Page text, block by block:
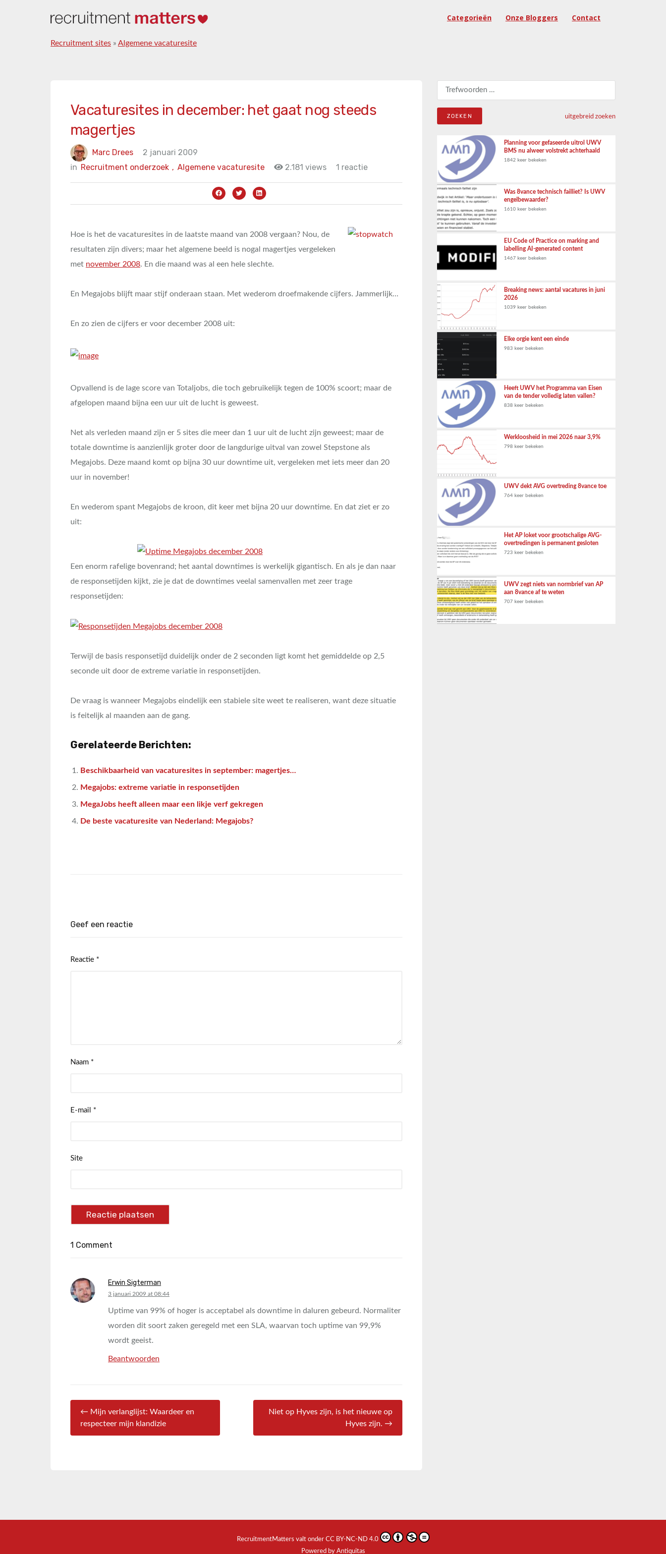
Categorieën Onze Bloggers Contact
Recruitment sites » Algemene vacaturesite
Vacaturesites in december: het gaat nog steeds
magertjes
Marc Drees
2 januari 2009
in
Algemene vacaturesite
Recruitment onderzoek , 2.181 views 1 reactie
Hoe is het de vacaturesites in de laatste maand van 2008 vergaan? Nou, de
resultaten zijn divers; maar het algemene beeld is nogal magertjes vergeleken
met november 2008. En die maand was al een hele slechte.
En Megajobs blijft maar stijf onderaan staan. Met wederom droefmakende cijfers. Jammerlijk…
En zo zien de cijfers er voor december 2008 uit:
Opvallend is de lage score van Totaljobs, die toch gebruikelijk tegen de 100% scoort; maar de
afgelopen maand bijna een uur uit de lucht is geweest.
Net als verleden maand zijn er 5 sites die meer dan 1 uur uit de lucht zijn geweest; maar de
totale downtime is aanzienlijk groter door de langdurige uitval van zowel Stepstone als
Megajobs. Deze maand komt op bijna 30 uur downtime uit, vergeleken met iets meer dan 20
uur in november!
En wederom spant Megajobs de kroon, dit keer met bijna 20 uur downtime. En dat ziet er zo
uit:
Een enorm rafelige bovenrand; het aantal downtimes is werkelijk gigantisch. En als je dan naar
de responsetijden kijkt, zie je dat de downtimes veelal samenvallen met zeer trage
responsetijden:
Terwijl de basis responsetijd duidelijk onder de 2 seconden ligt komt het gemiddelde op 2,5
seconde uit door de extreme variatie in responsetijden.
De vraag is wanneer Megajobs eindelijk een stabiele site weet te realiseren, want deze situatie
is feitelijk al maanden aan de gang.
Gerelateerde Berichten:
Beschikbaarheid van vacaturesites in september: magertjes…
Megajobs: extreme variatie in responsetijden
MegaJobs heeft alleen maar een likje verf gekregen
De beste vacaturesite van Nederland: Megajobs?
Geef een reactie
Reactie *
Naam *
E-mail *
Site
1 Comment
Erwin Sigterman
says:
3 januari 2009 at 08:44
Uptime van 99% of hoger is acceptabel als downtime in daluren gebeurd. Normaliter
worden dit soort zaken geregeld met een SLA, waarvan toch uptime van 99,9%
wordt geeist.
Beantwoorden
← Mijn verlanglijst: Waardeer en
respecteer mijn klandizie
Niet op Hyves zijn, is het nieuwe op
Hyves zijn. →
Zoeken naar:
uitgebreid zoeken
Planning voor gefaseerde uitrol UWV
BMS nu alweer volstrekt achterhaald
1842 keer bekeken
Was 8vance technisch failliet? Is UWV
engelbewaarder?
1610 keer bekeken
EU Code of Practice on marking and
labelling AI-generated content
1467 keer bekeken
Breaking news: aantal vacatures in juni
2026
1039 keer bekeken
Elke orgie kent een einde
983 keer bekeken
Heeft UWV het Programma van Eisen
van de tender volledig laten vallen?
838 keer bekeken
Werkloosheid in mei 2026 naar 3,9%
798 keer bekeken
UWV dekt AVG overtreding 8vance toe
764 keer bekeken
Het AP loket voor grootschalige AVG-
overtredingen is permanent gesloten
723 keer bekeken
UWV zegt niets van normbrief van AP
aan 8vance af te weten
707 keer bekeken
RecruitmentMatters valt onder CC BY-NC-ND 4.0
Powered by Antiquitas